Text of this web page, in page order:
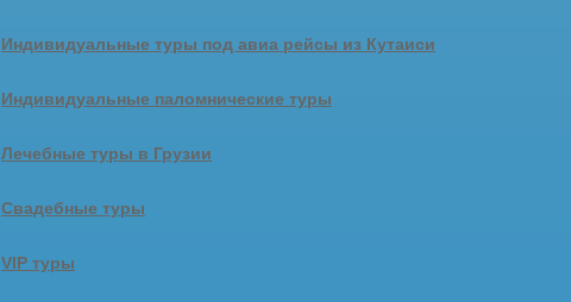
Индивидуальные туры под авиа рейсы из Кутаиси
Индивидуальные паломнические туры
Лечебные туры в Грузии
Свадебные туры
VIP туры